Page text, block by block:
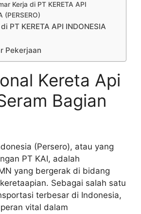
Kerja di PT KERETA API
(PERSERO)
PT KERETA API INDONESIA
Pekerjaan
Kereta Api
Bagian
(Persero), atau yang
PT KAI, adalah
yang bergerak di bidang
Sebagai salah satu
terbesar di Indonesia,
vital dalam